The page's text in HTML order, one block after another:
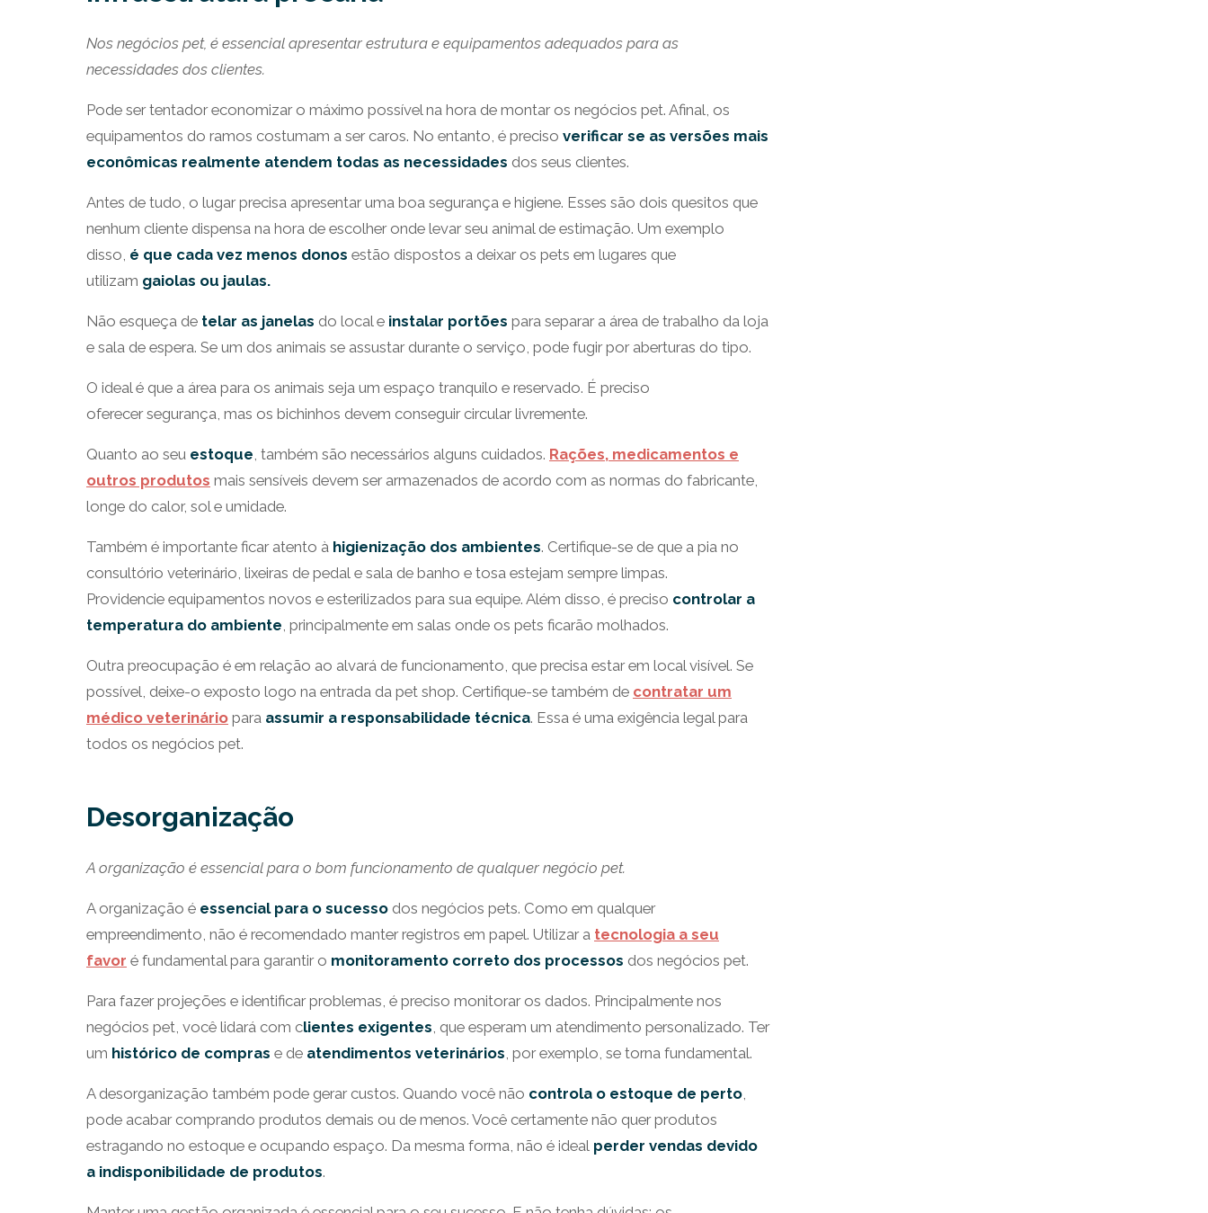
Nos negócios pet, é essencial apresentar estrutura e equipamentos adequados para as
necessidades dos clientes.
Pode ser tentador economizar o máximo possível na hora de montar os negócios pet. Afinal, os
equipamentos do ramos costumam a ser caros. No entanto, é preciso verificar se as versões mais
econômicas realmente atendem todas as necessidades dos seus clientes.
Antes de tudo, o lugar precisa apresentar uma boa segurança e higiene. Esses são dois quesitos que
nenhum cliente dispensa na hora de escolher onde levar seu animal de estimação. Um exemplo
disso, é que cada vez menos donos estão dispostos a deixar os pets em lugares que
utilizam gaiolas ou jaulas.
Não esqueça de telar as janelas do local e instalar portões para separar a área de trabalho da loja
e sala de espera. Se um dos animais se assustar durante o serviço, pode fugir por aberturas do tipo.
O ideal é que a área para os animais seja um espaço tranquilo e reservado. É preciso
oferecer segurança, mas os bichinhos devem conseguir circular livremente.
Quanto ao seu estoque, também são necessários alguns cuidados. Rações, medicamentos e
outros produtos mais sensíveis devem ser armazenados de acordo com as normas do fabricante,
longe do calor, sol e umidade.
Também é importante ficar atento à higienização dos ambientes. Certifique-se de que a pia no
consultório veterinário, lixeiras de pedal e sala de banho e tosa estejam sempre limpas.
Providencie equipamentos novos e esterilizados para sua equipe. Além disso, é preciso controlar a
temperatura do ambiente, principalmente em salas onde os pets ficarão molhados.
Outra preocupação é em relação ao alvará de funcionamento, que precisa estar em local visível. Se
possível, deixe-o exposto logo na entrada da pet shop. Certifique-se também de contratar um
médico veterinário para assumir a responsabilidade técnica. Essa é uma exigência legal para
todos os negócios pet.
Desorganização
A organização é essencial para o bom funcionamento de qualquer negócio pet.
A organização é essencial para o sucesso dos negócios pets. Como em qualquer
empreendimento, não é recomendado manter registros em papel. Utilizar a tecnologia a seu
favor é fundamental para garantir o monitoramento correto dos processos dos negócios pet.
Para fazer projeções e identificar problemas, é preciso monitorar os dados. Principalmente nos
negócios pet, você lidará com clientes exigentes, que esperam um atendimento personalizado. Ter
um histórico de compras e de atendimentos veterinários, por exemplo, se torna fundamental.
A desorganização também pode gerar custos. Quando você não controla o estoque de perto,
pode acabar comprando produtos demais ou de menos. Você certamente não quer produtos
estragando no estoque e ocupando espaço. Da mesma forma, não é ideal perder vendas devido
a indisponibilidade de produtos.